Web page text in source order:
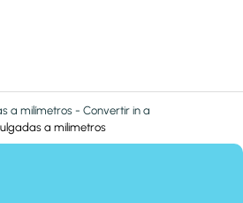
a milímetros - Convertir in a
a milimetros